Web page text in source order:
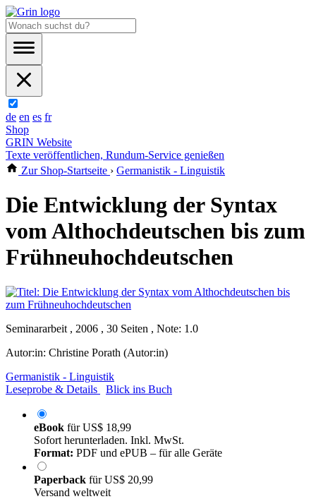
de en es fr
Shop
GRIN Website
Texte veröffentlichen, Rundum-Service genießen
Zur Shop-Startseite › Germanistik - Linguistik
Die Entwicklung der Syntax
vom Althochdeutschen bis zum
Frühneuhochdeutschen
Seminararbeit , 2006 , 30 Seiten , Note: 1.0
Autor:in: Christine Porath (Autor:in)
Germanistik - Linguistik
Leseprobe & Details
Blick ins Buch
eBook fürUS$ 18,99
Sofort herunterladen. Inkl. MwSt.
Format: PDF und ePUB – für alle Geräte
Paperback fürUS$ 20,99
Versand weltweit